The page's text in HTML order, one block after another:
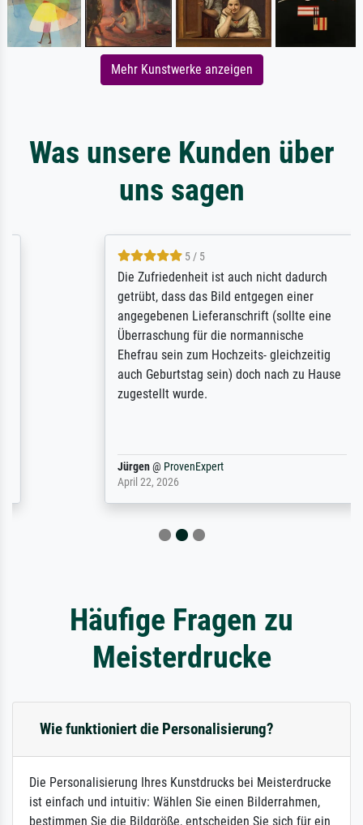
Mehr Kunstwerke anzeigen
Was unsere Kunden über
uns sagen
5 / 5
Die Zufriedenheit ist auch nicht dadurch
getrübt, dass das Bild entgegen einer
angegebenen Lieferanschrift (sollte eine
Überraschung für die normannische
Ehefrau sein zum Hochzeits- gleichzeitig
auch Geburtstag sein) doch nach zu Hause
zugestellt wurde.
ProvenExpert
April 22, 2026
Häufige Fragen zu
Meisterdrucke
Wie funktioniert die Personalisierung?
Die Personalisierung Ihres Kunstdrucks bei Meisterdrucke
ist einfach und intuitiv: Wählen Sie einen Bilderrahmen,
bestimmen Sie die Bildgröße, entscheiden Sie sich für ein